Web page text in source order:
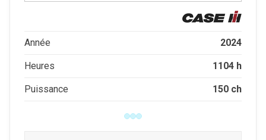
Année 2024
Heures 1104 h
Puissance 150 ch